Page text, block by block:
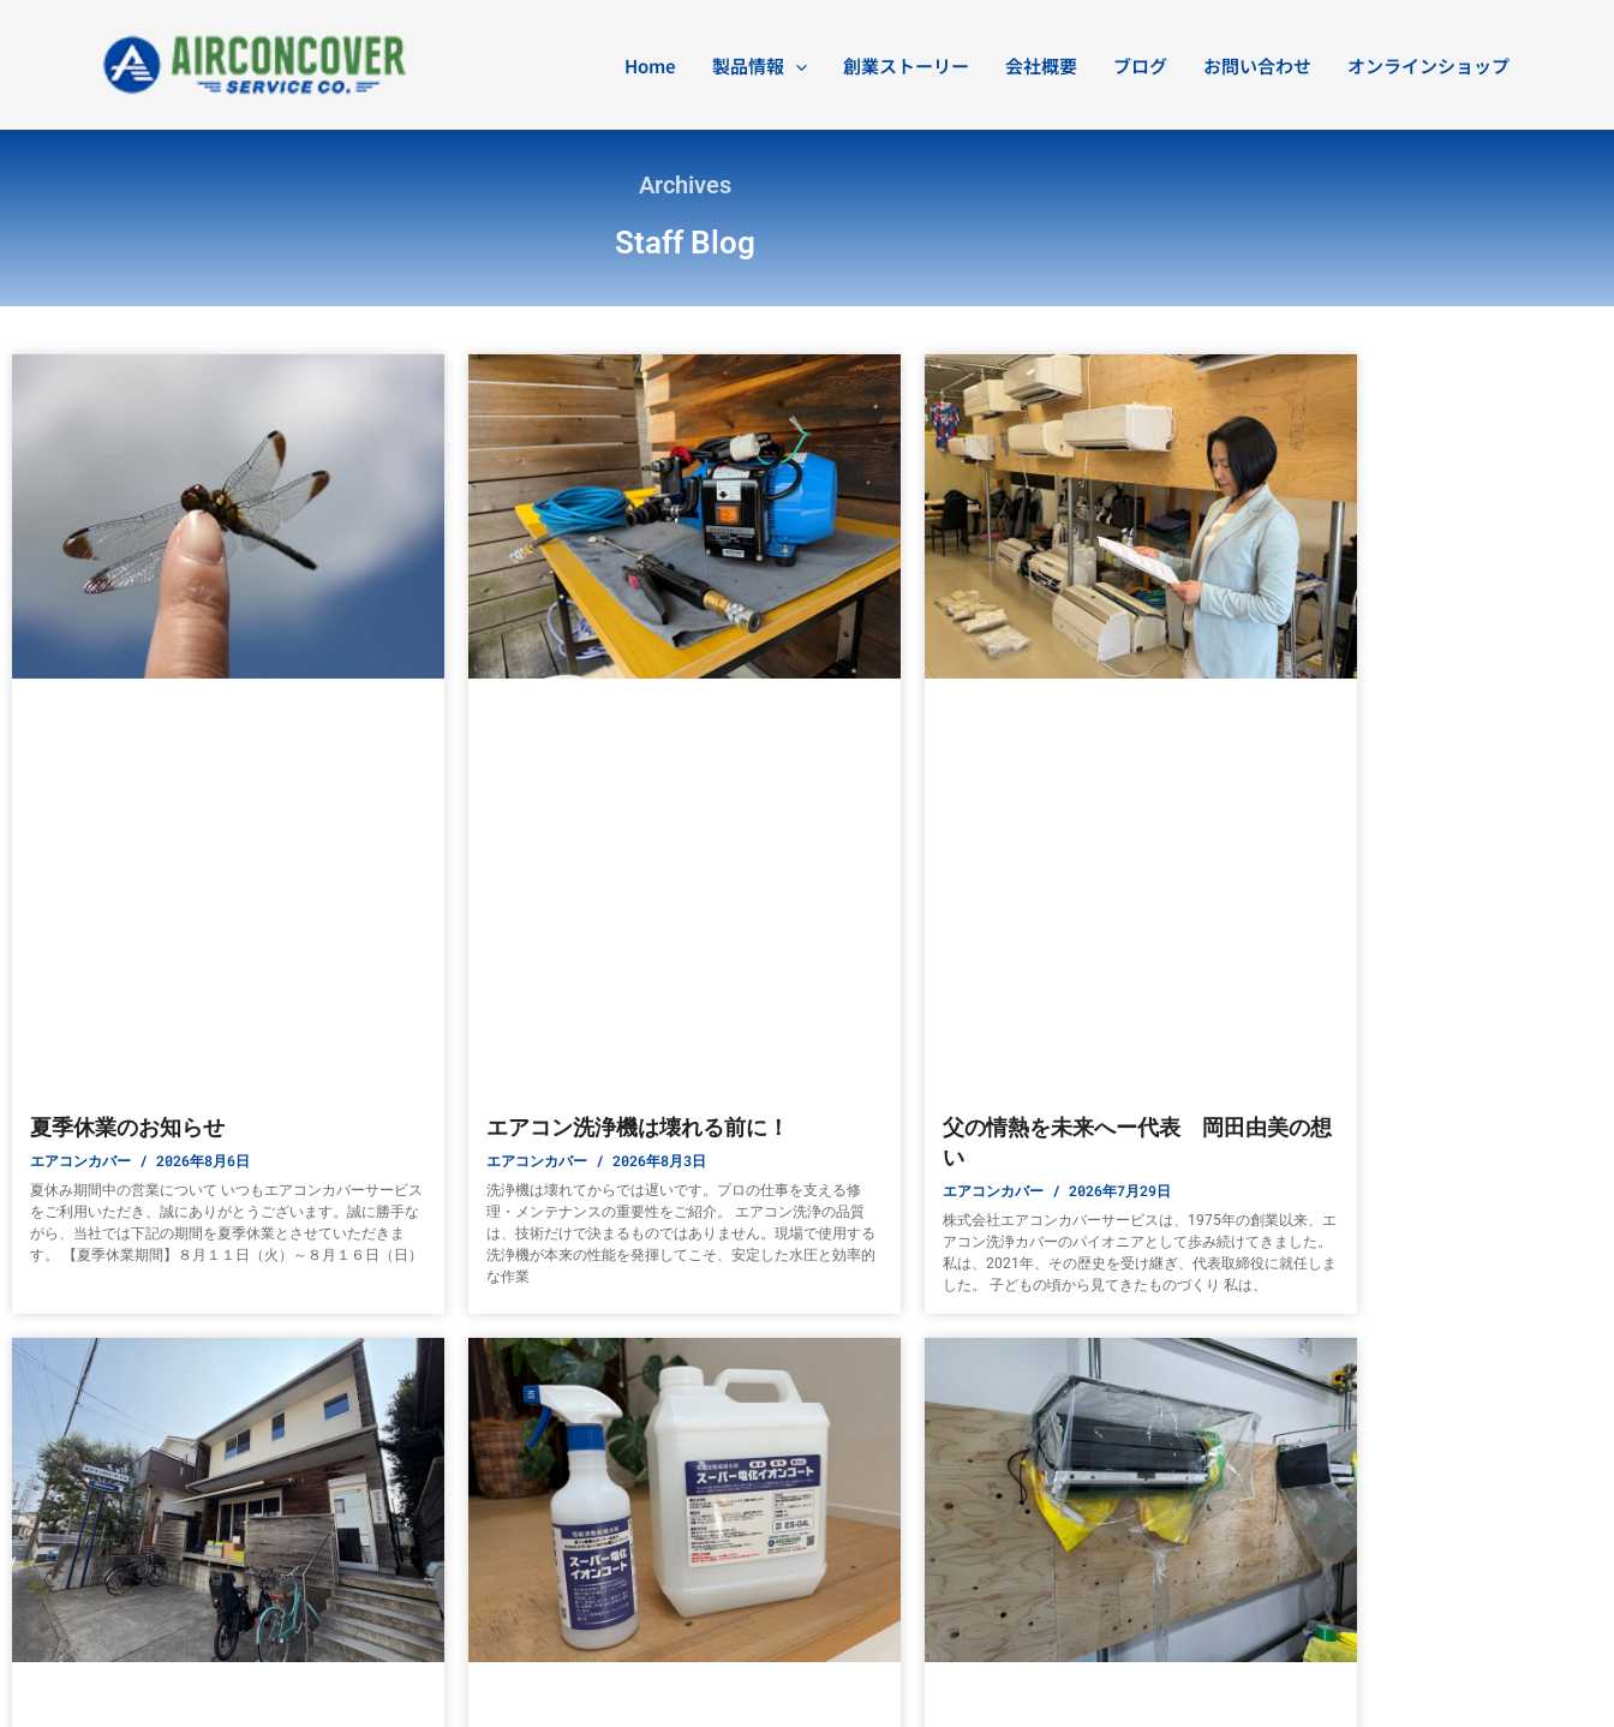
キ
Home 製品情報 創業ストーリー 会社概要 ブログ お問い合わせ オンラインショップ
Archives
Staff Blog
夏季休業のお知らせ
エアコンカバー 2026年8月6日
夏休み期間中の営業について いつもエアコンカバーサービス
をご利用いただき、誠にありがとうございます。誠に勝手な
がら、当社では下記の期間を夏季休業とさせていただきま
す。 【夏季休業期間】８月１１日（火）～８月１６日（日）
エアコン洗浄機は壊れる前に！
エアコンカバー 2026年8月3日
洗浄機は壊れてからでは遅いです。プロの仕事を支える修
理・メンテナンスの重要性をご紹介。 エアコン洗浄の品質
は、技術だけで決まるものではありません。現場で使用する
洗浄機が本来の性能を発揮してこそ、安定した水圧と効率的
な作業
父の情熱を未来へー代表 岡田由美の想
い
エアコンカバー 2026年7月29日
株式会社エアコンカバーサービスは、1975年の創業以来、エ
アコン洗浄カバーのパイオニアとして歩み続けてきました。
私は、2021年、その歴史を受け継ぎ、代表取締役に就任しま
した。 子どもの頃から見てきたものづくり 私は、
ペ
ー
ペ
ー
ジ
ペ
ー
ジ
ペ
ー
ジ